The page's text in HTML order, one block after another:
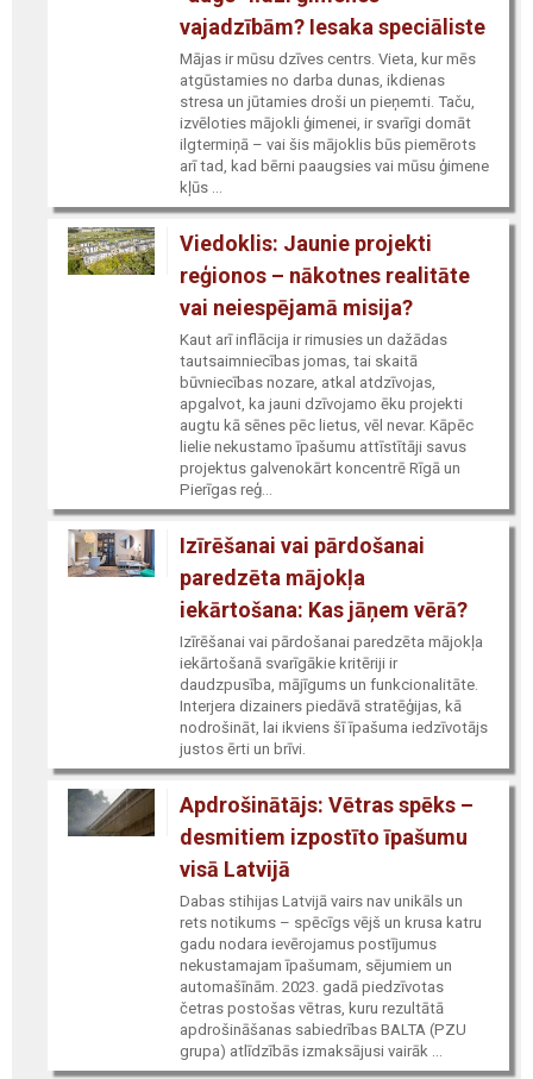
vajadzībām? Iesaka speciāliste
Mājas ir mūsu dzīves centrs. Vieta, kur mēs
atgūstamies no darba dunas, ikdienas
stresa un jūtamies droši un pieņemti. Taču,
izvēloties mājokli ģimenei, ir svarīgi domāt
ilgtermiņā – vai šis mājoklis būs piemērots
arī tad, kad bērni paaugsies vai mūsu ģimene
kļūs ...
Viedoklis: Jaunie projekti
reģionos – nākotnes realitāte
vai neiespējamā misija?
Kaut arī inflācija ir rimusies un dažādas
tautsaimniecības jomas, tai skaitā
būvniecības nozare, atkal atdzīvojas,
apgalvot, ka jauni dzīvojamo ēku projekti
augtu kā sēnes pēc lietus, vēl nevar. Kāpēc
lielie nekustamo īpašumu attīstītāji savus
projektus galvenokārt koncentrē Rīgā un
Pierīgas reģ...
Izīrēšanai vai pārdošanai
paredzēta mājokļa
iekārtošana: Kas jāņem vērā?
Izīrēšanai vai pārdošanai paredzēta mājokļa
iekārtošanā svarīgākie kritēriji ir
daudzpusība, mājīgums un funkcionalitāte.
Interjera dizainers piedāvā stratēģijas, kā
nodrošināt, lai ikviens šī īpašuma iedzīvotājs
justos ērti un brīvi.
Apdrošinātājs: Vētras spēks –
desmitiem izpostīto īpašumu
visā Latvijā
Dabas stihijas Latvijā vairs nav unikāls un
rets notikums – spēcīgs vējš un krusa katru
gadu nodara ievērojamus postījumus
nekustamajam īpašumam, sējumiem un
automašīnām. 2023. gadā piedzīvotas
četras postošas vētras, kuru rezultātā
apdrošināšanas sabiedrības BALTA (PZU
grupa) atlīdzībās izmaksājusi vairāk ...